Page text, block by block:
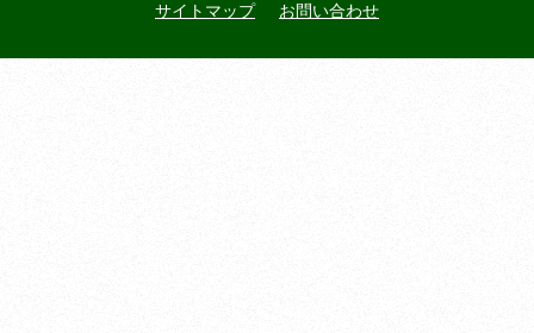
サイトマップ お問い合わせ